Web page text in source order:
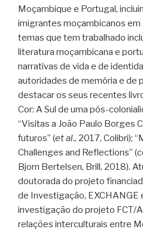
Moçambique e Portugal,
imigrantes moçambicanos
temas que tem trabalhado
literatura moçambicana e
narrativas de vida e de
autoridades de memória e de
destacar os seus recentes
Cor: A Sul de uma pós-
“Visitas a João Paulo Borges
futuros” (et al., 2017, Colibri);
Challenges and Reflections”
Bjorn Bertelsen, Brill, 2018).
doutorada do projeto
de Investigação, EXCHANGE
investigação do projeto FCT/
relações interculturais entre